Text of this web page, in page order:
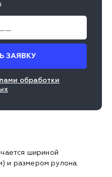
ЗАЯВКУ
обработки
шириной
и размером рулона.